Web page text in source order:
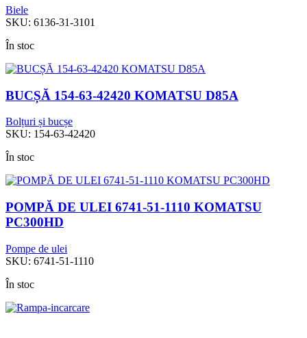
Biele
SKU: 6136-31-3101
În stoc
BUCȘĂ 154-63-42420 KOMATSU D85A
Bolțuri și bucșe
SKU: 154-63-42420
În stoc
POMPĂ DE ULEI 6741-51-1110 KOMATSU
PC300HD
Pompe de ulei
SKU: 6741-51-1110
În stoc